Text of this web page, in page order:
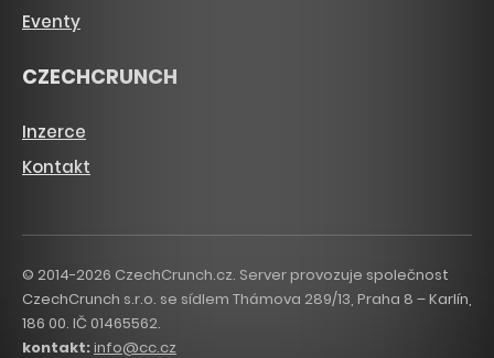
Eventy
CZECHCRUNCH
Inzerce
Kontakt
© 2014-2026 CzechCrunch.cz. Server provozuje společnost
CzechCrunch s.r.o. se sídlem Thámova 289/13, Praha 8 – Karlín,
186 00. IČ 01465562.
kontakt:info@cc.cz